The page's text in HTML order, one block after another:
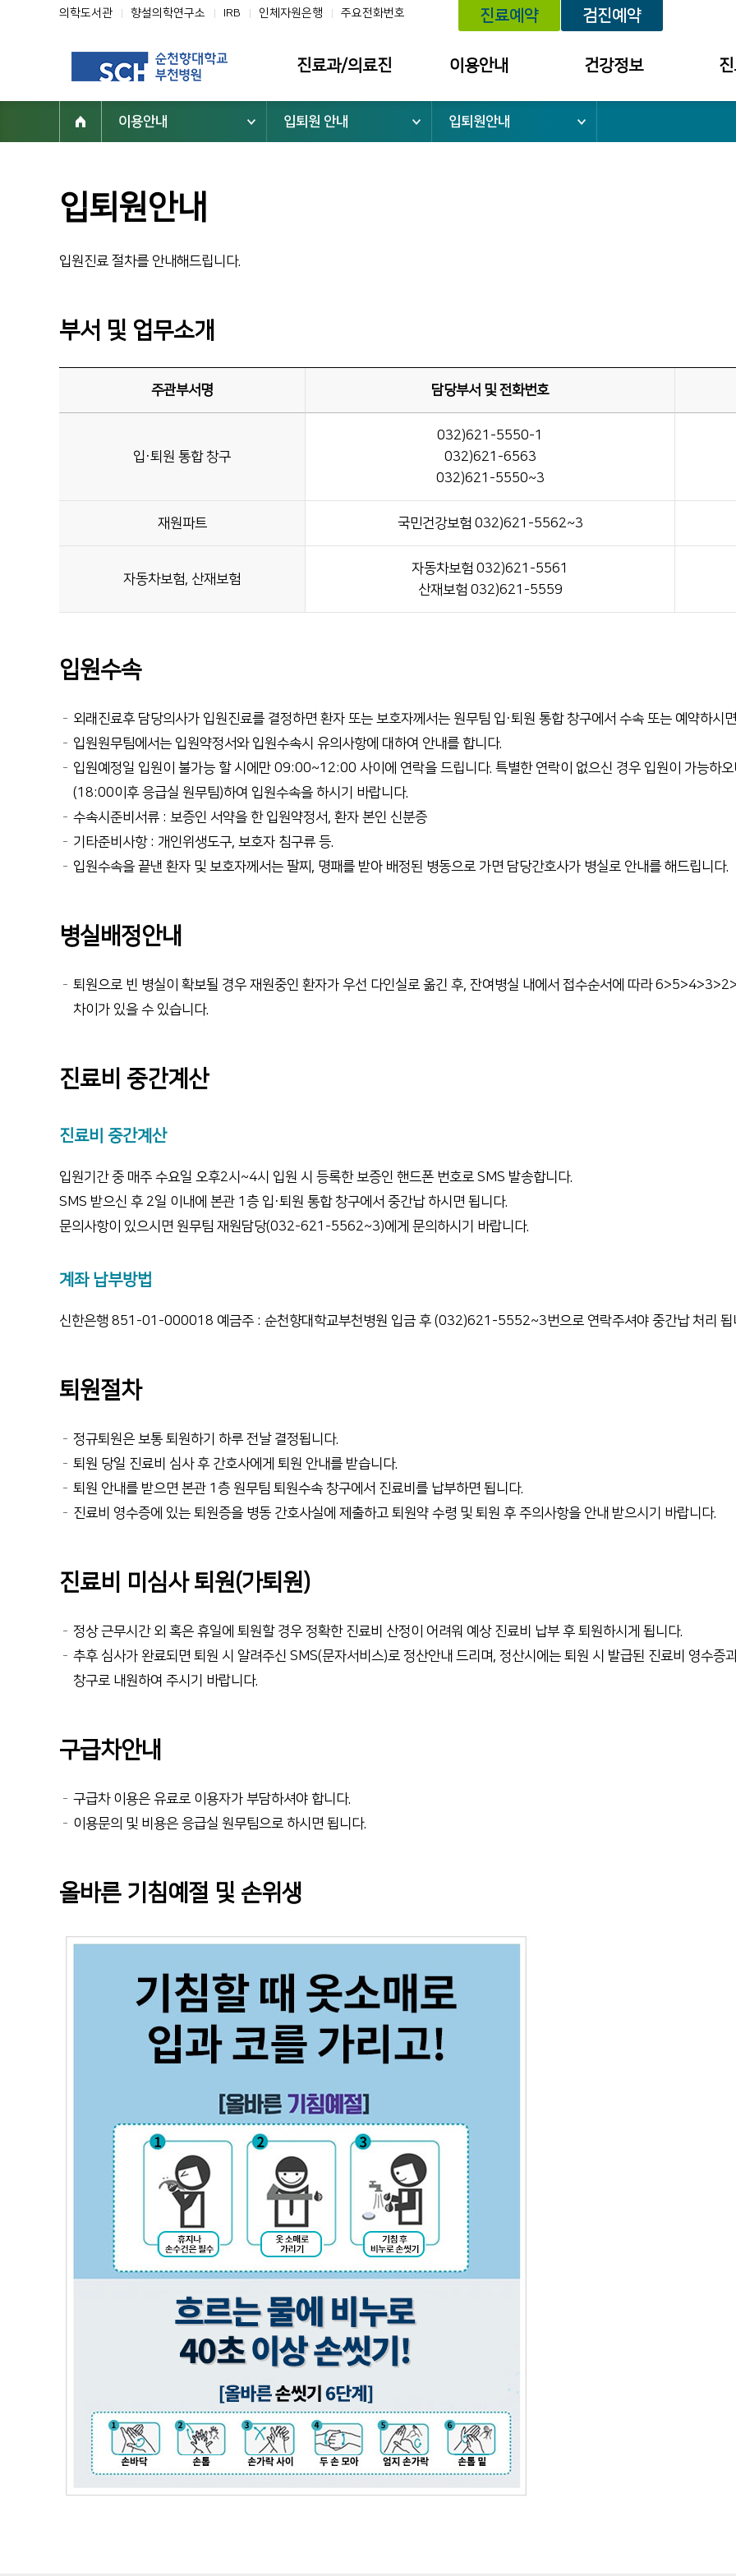
의학도서관 향설의학연구소 IRB 인체자원은행 주요전화번호 진료예약 검진예약
진료과/의료진
진료과
이용안내
위치 안내
서류발급 안내
전화번호 안내
장례식장 안내
모바일 앱
건강정보
건강정보
예약내
1899-5700
이용안내 입퇴원 안내 입퇴원안내
입퇴원안내
입원진료 절차를 안내해드립니다.
부서 및 업무소개
주관부서명 담당부서 및 전화번호
입·퇴원 통합 창구
032)621-5550-1
032)621-6563
032)621-5550~3
재원파트 국민건강보험 032)621-5562~3
자동차보험, 산재보험
자동차보험 032)621-5561
산재보험 032)621-5559
입원수속
외래진료후 담당의사가 입원진료를 결정하면 환자 또는 보호자께서는 원무팀 입·퇴원 통합 창구에서 수속 또는 예약하시
입원원무팀에서는 입원약정서와 입원수속시 유의사항에 대하여 안내를 합니다.
입원예정일 입원이 불가능 할 시에만 09:00~12:00 사이에 연락을 드립니다. 특별한 연락이 없으신 경우 입원이 가능하
(18:00이후 응급실 원무팀)하여 입원수속을 하시기 바랍니다.
수속시준비서류 : 보증인 서약을 한 입원약정서, 환자 본인 신분증
기타준비사항 : 개인위생도구, 보호자 침구류 등.
입원수속을 끝낸 환자 및 보호자께서는 팔찌, 명패를 받아 배정된 병동으로 가면 담당간호사가 병실로 안내를 해드립니다.
병실배정안내
퇴원으로 빈 병실이 확보될 경우 재원중인 환자가 우선 다인실로 옮긴 후, 잔여병실 내에서 접수순서에 따라
차이가 있을 수 있습니다.
진료비 중간계산
진료비 중간계산
입원기간 중 매주 수요일 오후2시~4시 입원 시 등록한 보증인 핸드폰 번호로 SMS 발송합니다.
SMS 받으신 후 2일 이내에 본관 1층 입·퇴원 통합 창구에서 중간납 하시면 됩니다.
문의사항이 있으시면 원무팀 재원담당(032-621-5562~3)에게 문의하시기 바랍니다.
계좌 납부방법
신한은행 851-01-000018 예금주 : 순천향대학교부천병원 입금 후 (032)621-5552~3번으로 연락주셔야 중간납 처리 됩
퇴원절차
정규퇴원은 보통 퇴원하기 하루 전날 결정됩니다.
퇴원 당일 진료비 심사 후 간호사에게 퇴원 안내를 받습니다.
퇴원 안내를 받으면 본관 1층 원무팀 퇴원수속 창구에서 진료비를 납부하면 됩니다.
진료비 영수증에 있는 퇴원증을 병동 간호사실에 제출하고 퇴원약 수령 및 퇴원 후 주의사항을 안내 받으시기 바랍니다.
진료비 미심사 퇴원(가퇴원)
정상 근무시간 외 혹은 휴일에 퇴원할 경우 정확한 진료비 산정이 어려워 예상 진료비 납부 후 퇴원하시게 됩니다.
추후 심사가 완료되면 퇴원 시 알려주신 SMS(문자서비스)로 정산안내 드리며, 정산시에는 퇴원 시 발급된 진료비 영수증
창구로 내원하여 주시기 바랍니다.
구급차안내
구급차 이용은 유료로 이용자가 부담하셔야 합니다.
이용문의 및 비용은 응급실 원무팀으로 하시면 됩니다.
올바른 기침예절 및 손위생